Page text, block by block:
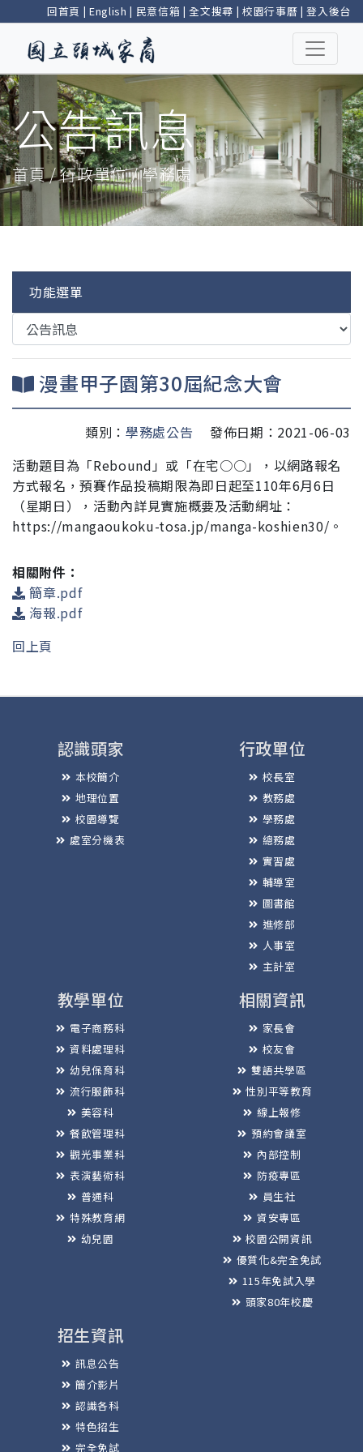
回首頁 | English | 民意信箱 |全文搜尋 | 校園行事曆 |登入後台
公告訊息
首頁 / 行政單位 / 學務處
功能選單
漫畫甲子園第30屆紀念大會
類別： 學務處公告
發佈日期：2021-06-03
活動題目為「Rebound」或「在宅○○」，以網路報名
方式報名，預賽作品投稿期限為即日起至110年6月6日
（星期日），活動內詳見實施概要及活動網址：
https://mangaoukoku-tosa.jp/manga-koshien30/。
相關附件：
簡章.pdf
海報.pdf
回上頁
認識頭家
本校簡介
地理位置
校園導覽
處室分機表
行政單位
校長室
教務處
學務處
總務處
實習處
輔導室
圖書館
進修部
人事室
主計室
教學單位
電子商務科
資料處理科
幼兒保育科
流行服飾科
美容科
餐飲管理科
觀光事業科
表演藝術科
普通科
特殊教育網
幼兒園
相關資訊
家長會
校友會
雙語共學區
性別平等教育
線上報修
預約會議室
內部控制
防疫專區
員生社
資安專區
校園公開資訊
優質化&完全免試
115年免試入學
頭家80年校慶
招生資訊
訊息公告
簡介影片
認識各科
特色招生
完全免試